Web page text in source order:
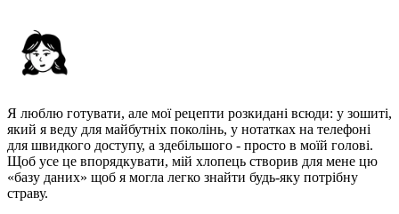
Я люблю готувати, але мої рецепти розкидані всюди: у зошиті,
який я веду для майбутніх поколінь, у нотатках на телефоні
для швидкого доступу, а здебільшого - просто в моїй голові.
Щоб усе це впорядкувати, мій хлопець створив для мене цю
«базу даних» щоб я могла легко знайти будь-яку потрібну
страву.